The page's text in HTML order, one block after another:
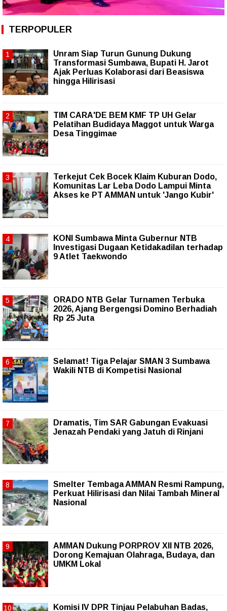
TERPOPULER
Unram Siap Turun Gunung Dukung
Transformasi Sumbawa, Bupati H. Jarot
Ajak Perluas Kolaborasi dari Beasiswa
hingga Hilirisasi
TIM CARA'DE BEM KMF TP UH Gelar
Pelatihan Budidaya Maggot untuk Warga
Desa Tinggimae
Terkejut Cek Bocek Klaim Kuburan Dodo,
Komunitas Lar Leba Dodo Lampui Minta
Akses ke PT AMMAN untuk 'Jango Kubir'
KONI Sumbawa Minta Gubernur NTB
Investigasi Dugaan Ketidakadilan terhadap
9 Atlet Taekwondo
ORADO NTB Gelar Turnamen Terbuka
2026, Ajang Bergengsi Domino Berhadiah
Rp 25 Juta
Selamat! Tiga Pelajar SMAN 3 Sumbawa
Wakili NTB di Kompetisi Nasional
Dramatis, Tim SAR Gabungan Evakuasi
Jenazah Pendaki yang Jatuh di Rinjani
Smelter Tembaga AMMAN Resmi Rampung,
Perkuat Hilirisasi dan Nilai Tambah Mineral
Nasional
AMMAN Dukung PORPROV XII NTB 2026,
Dorong Kemajuan Olahraga, Budaya, dan
UMKM Lokal
Komisi IV DPR Tinjau Pelabuhan Badas,